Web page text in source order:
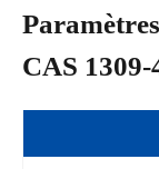
CAS 1309-